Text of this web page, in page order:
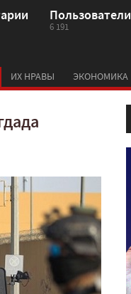
Пользователи
6 191
ИХ НРАВЫ ЭКОНОМИКА